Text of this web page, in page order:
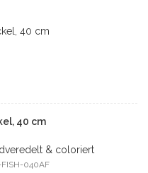
40 cm
& coloriert
040AF